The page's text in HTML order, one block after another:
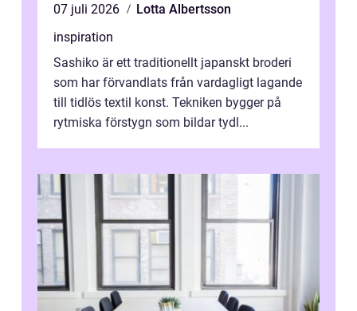
07 juli 2026
Lotta Albertsson
inspiration
Sashiko är ett traditionellt japanskt broderi
som har förvandlats från vardagligt lagande
till tidlös textil konst. Tekniken bygger på
rytmiska förstygn som bildar tydl...